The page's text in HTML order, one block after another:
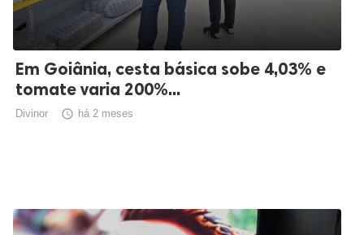
Em Goiânia, cesta básica sobe 4,03% e
tomate varia 200%...
Divinor  há 2 meses